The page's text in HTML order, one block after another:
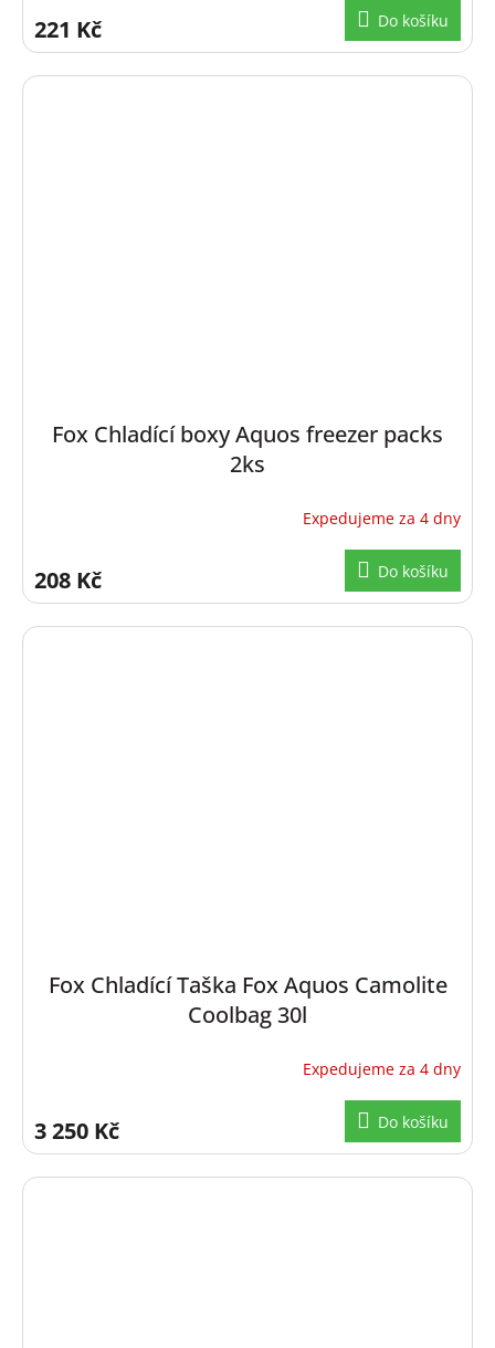
221 Kč Do košíku
Fox Chladící boxy Aquos freezer packs
2ks
Expedujeme za 4 dny
208 Kč Do košíku
Fox Chladící Taška Fox Aquos Camolite
Coolbag 30l
je
5,0
z
Expedujeme za 4 dny
3 250 Kč Do košíku